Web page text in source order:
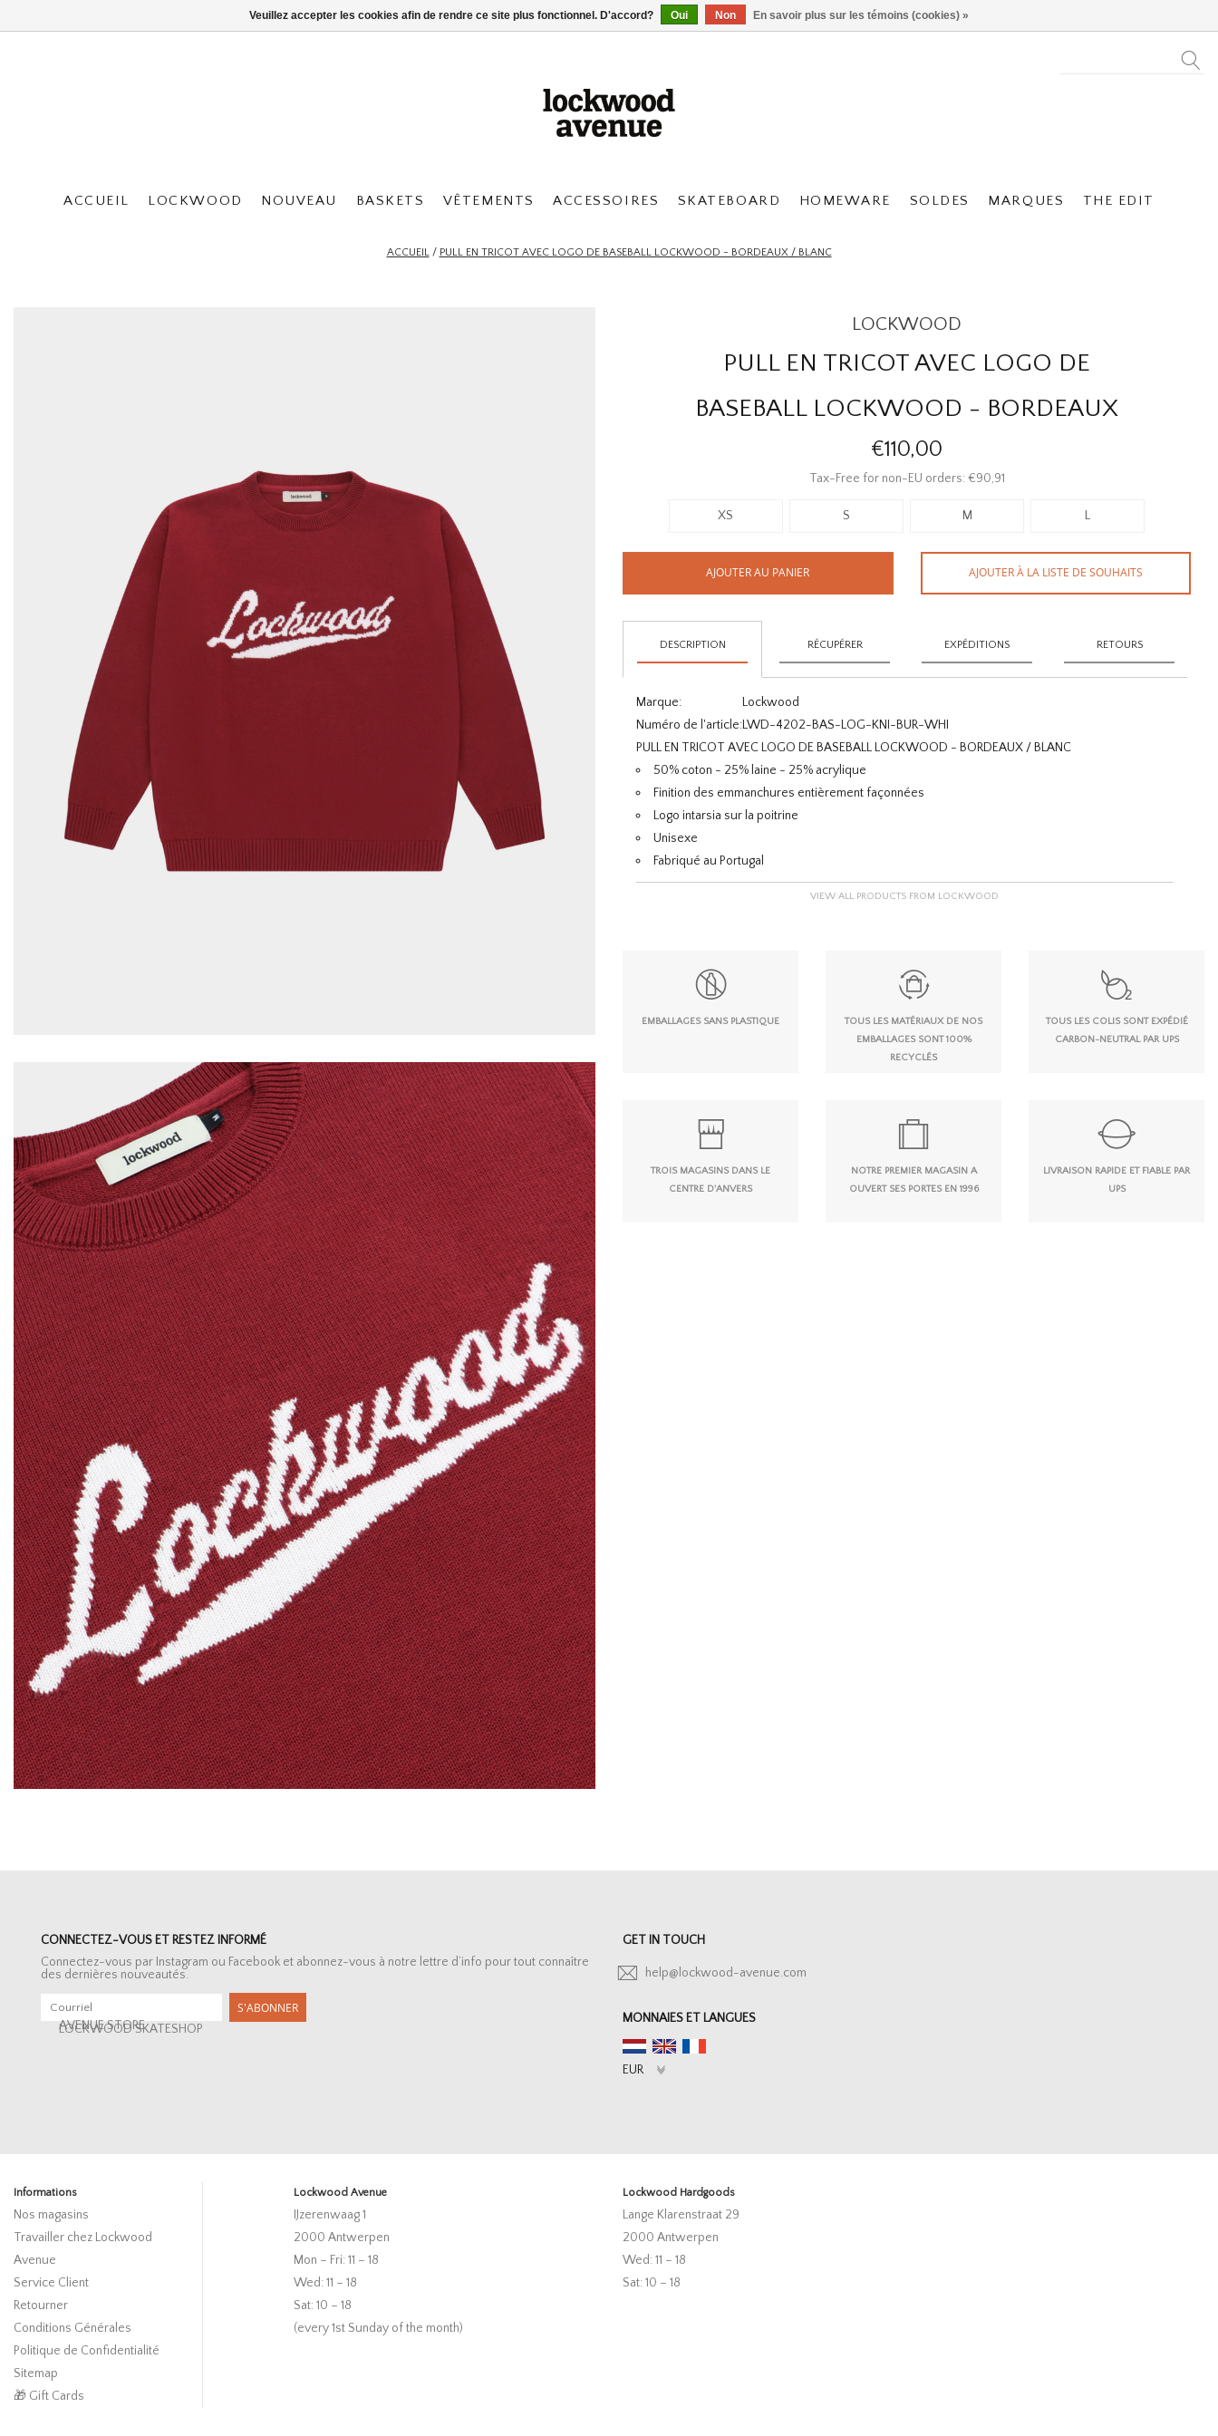
ACCUEIL LOCKWOOD NOUVEAU BASKETS VÊTEMENTS ACCESSOIRES SKATEBOARD HOMEWARE SOLDES MARQUES THE EDIT
ACCUEIL/ PULL EN TRICOT AVEC LOGO DE BASEBALL LOCKWOOD - BORDEAUX / BLANC
LOCKWOOD
PULL EN TRICOT AVEC LOGO DE
BASEBALL LOCKWOOD - BORDEAUX
€110,00
Tax-Free for non-EU orders: €90,91
XS S M L
AJOUTER AU PANIER AJOUTER À LA LISTE DE SOUHAITS
DESCRIPTION RÉCUPÉRER EXPÉDITIONS RETOURS
Marque:
Lockwood
Numéro de l'article:LWD-4202-BAS-LOG-KNI-BUR-WHI
PULL EN TRICOT AVEC LOGO DE BASEBALL LOCKWOOD - BORDEAUX / BLANC
50% coton - 25% laine - 25% acrylique
Finition des emmanchures entièrement façonnées
Logo intarsia sur la poitrine
Unisexe
Fabriqué au Portugal
VIEW ALL PRODUCTS FROM LOCKWOOD
EMBALLAGES SANS PLASTIQUE
TOUS LES MATÉRIAUX DE NOS
EMBALLAGES SONT 100%
RECYCLÉS
TOUS LES COLIS SONT EXPÉDIÉ
CARBON-NEUTRAL PAR UPS
TROIS MAGASINS DANS LE
CENTRE D'ANVERS
NOTRE PREMIER MAGASIN A
OUVERT SES PORTES EN 1996
LIVRAISON RAPIDE ET FIABLE PAR
UPS
CONNECTEZ-VOUS ET RESTEZ INFORMÉ
Connectez-vous par Instagram ou Facebook et abonnez-vous à notre lettre d’info pour tout connaître
des dernières nouveautés.
S'ABONNER
AVENUE STORE
LOCKWOOD SKATESHOP
GET IN TOUCH
help@lockwood-avenue.com
MONNAIES ET LANGUES
Informations
Nos magasins
Travailler chez Lockwood
Avenue
Service Client
Retourner
Conditions Générales
Politique de Confidentialité
Sitemap
🎁 Gift Cards
Lockwood Avenue
IJzerenwaag 1
2000 Antwerpen
Mon – Fri: 11 – 18
Wed: 11 – 18
Sat: 10 – 18
(every 1st Sunday of the month)
Lockwood Hardgoods
Lange Klarenstraat 29
2000 Antwerpen
Wed: 11 – 18
Sat: 10 – 18
Veuillez accepter les cookies afin de rendre ce site plus fonctionnel. D'accord? Oui Non En savoir plus sur les témoins (cookies) »